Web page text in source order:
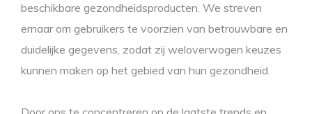
beschikbare gezondheidsproducten. We streven
ernaar om gebruikers te voorzien van betrouwbare en
duidelijke gegevens, zodat zij weloverwogen keuzes
kunnen maken op het gebied van hun gezondheid.